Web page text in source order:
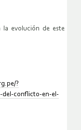
la evolución de este
?
del-conflicto-en-el-